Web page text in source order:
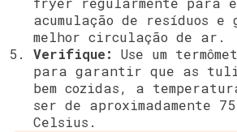
acumulação de resíduos
melhor circulação de ar.
Verifique:
Use um
para garantir que as
bem cozidas, a
ser de aproximadamente
Celsius.